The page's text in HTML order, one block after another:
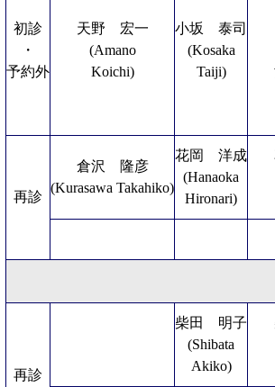
初診
・
予約外
天野 宏一
(Amano
Koichi)
小坂 泰司
(Kosaka
Taiji)
再診
倉沢 隆彦
(Kurasawa Takahiko)
花岡 洋成
(Hanaoka
Hironari)
再診
柴田 明子
(Shibata
Akiko)